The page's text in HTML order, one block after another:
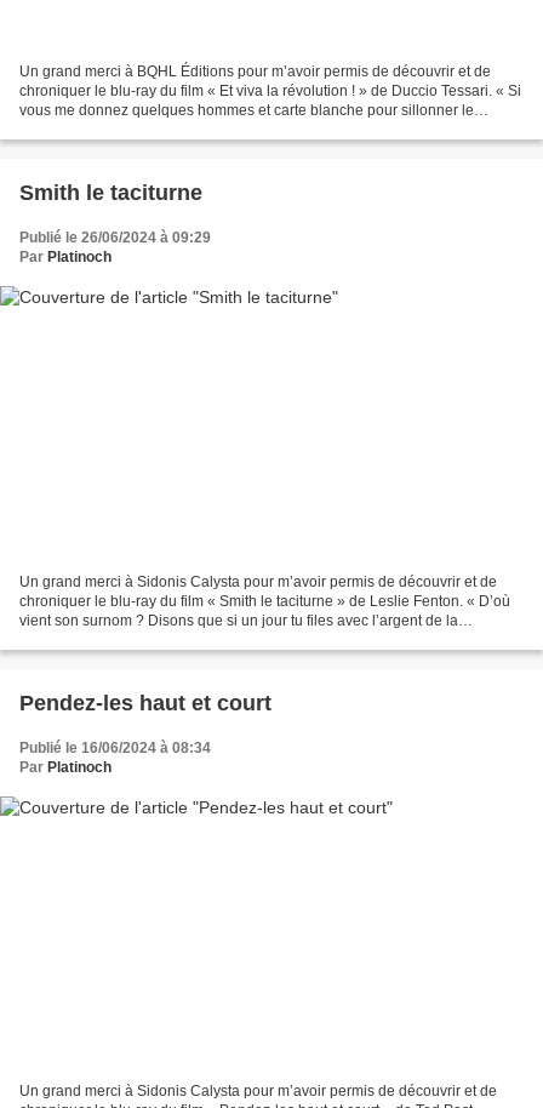
Un grand merci à BQHL Éditions pour m’avoir permis de découvrir et de
chroniquer le blu-ray du film « Et viva la révolution ! » de Duccio Tessari. « Si
vous me donnez quelques hommes et carte blanche pour sillonner le
Smith le taciturne
Publié le 26/06/2024 à 09:29
Par Platinoch
Un grand merci à Sidonis Calysta pour m’avoir permis de découvrir et de
chroniquer le blu-ray du film « Smith le taciturne » de Leslie Fenton. « D’où
vient son surnom ? Disons que si un jour tu files avec l’argent de la
Pendez-les haut et court
Publié le 16/06/2024 à 08:34
Par Platinoch
Un grand merci à Sidonis Calysta pour m’avoir permis de découvrir et de